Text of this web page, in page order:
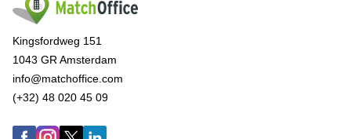
Kingsfordweg 151
1043 GR Amsterdam
info@matchoffice.com
(+32) 48 020 45 09